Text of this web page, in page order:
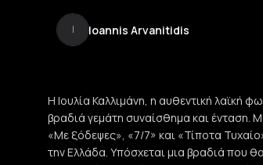
I Ioannis Arvanitidis
Η Ιουλία Καλλιμάνη, η αυθεντική λαϊκή
βραδιά γεμάτη συναίσθημα και ένταση.
«Με ξόδεψες», «7/7» και «Τίποτα
την Ελλάδα. Υπόσχεται μια βραδιά που